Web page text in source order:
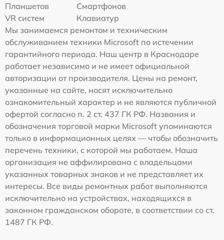
Планшетов
Смартфонов
VR систем
Клавиатур
Мы занимаемся ремонтом и техническим
обслуживанием техники Microsoft по истечении
гарантийного периода. Наш центр в Краснодаре
работает независимо и не имеет официальной
авторизации от производителя. Цены на ремонт,
указанные на сайте, носят исключительно
ознакомительный характер и не являются публичной
офертой согласно п. 2 ст. 437 ГК РФ. Названия и
обозначения торговой марки Microsoft упоминаются
только в информационных целях — чтобы обозначить
перечень техники, с которой мы работаем. Наша
организация не аффилирована с владельцами
указанных товарных знаков и не представляет их
интересы. Все виды ремонтных работ выполняются
исключительно на устройствах, находящихся в
законном гражданском обороте, в соответствии со ст.
1487 ГК РФ.